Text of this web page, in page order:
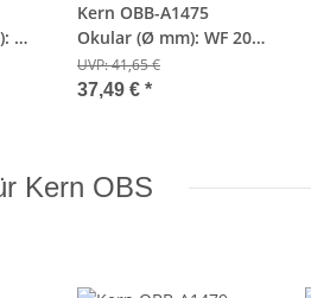
Kern OBB-A1475
Okular (Ø mm): WF 20×
/ Ø 11.0 mm
UVP:41,65 €
37,49 € *
Kern OBS